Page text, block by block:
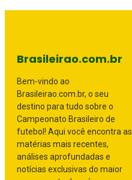
Brasileirao.com.br
Bem-vindo ao
Brasileirao.com.br, o seu
destino para tudo sobre o
Campeonato Brasileiro de
futebol! Aqui você encontra as
matérias mais recentes,
análises aprofundadas e
notícias exclusivas do maior